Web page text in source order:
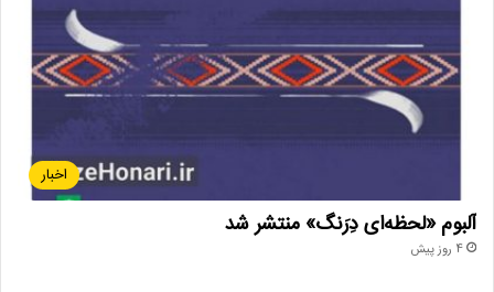
اخبار
آلبوم «لحظه‌ای دِرَنگ» منتشر شد
4 روز پیش